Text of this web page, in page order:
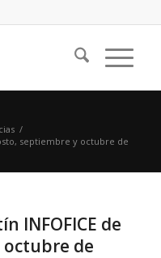
/
septiembre y octubre de
INFOFICE de
de